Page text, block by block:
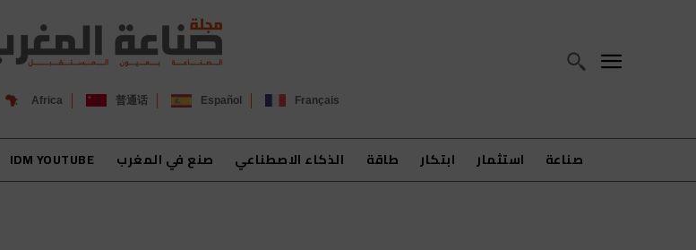
Français
Español
普通话
Africa
صناعة استثمار ابتكار طاقة الذكاء الاصطناعي صنع في المغرب IDM YOUTUBE